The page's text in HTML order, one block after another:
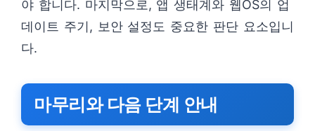
야 합니다. 마지막으로, 앱 생태계와 웹OS의 업
데이트 주기, 보안 설정도 중요한 판단 요소입니
다.
마무리와 다음 단계 안내